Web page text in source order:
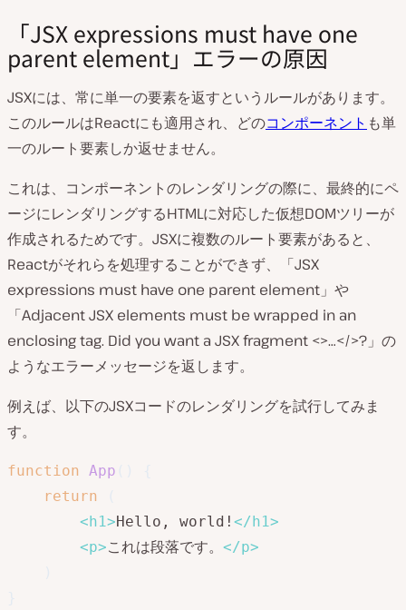
「JSX expressions must have one
parent element」エラーの原因
JSXには、常に単一の要素を返すというルールがあります。
このルールはReactにも適用され、どのコンポーネント も単
一のルート要素しか返せません。
これは、コンポーネントのレンダリングの際に、最終的にペ
ージにレンダリングするHTMLに対応した仮想DOMツリーが
作成されるためです。JSXに複数のルート要素があると、
Reactがそれらを処理することができず、「JSX
expressions must have one parent element」や
「Adjacent JSX elements must be wrapped in an
enclosing tag. Did you want a JSX fragment <>…</>?」の
ようなエラーメッセージを返します。
例えば、以下のJSXコードのレンダリングを試行してみま
す。
function App
return
<h1>Hello, world! </h1>
<p>これは段落です。 </p>